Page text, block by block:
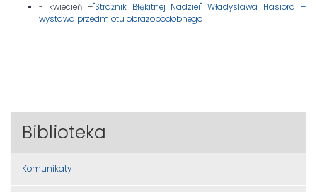
- kwiecień –"Strażnik Błękitnej Nadziei" Władysława Hasiora –
wystawa przedmiotu obrazopodobnego
Biblioteka
Komunikaty